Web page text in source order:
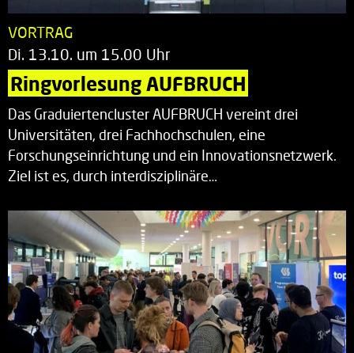
VORTRAG
Di. 13.10. um 15.00 Uhr
Ringvorlesung AUFBRUCH
Das Graduiertencluster AUFBRUCH vereint drei
Universitäten, drei Fachhochschulen, eine
Forschungseinrichtung und ein Innovationsnetzwerk.
Ziel ist es, durch interdisziplinäre…